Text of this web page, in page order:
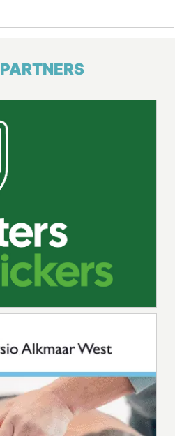
PARTNERS